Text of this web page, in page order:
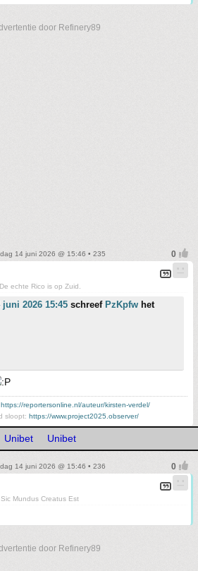
door Refinery89
14 juni 2026 @ 15:46 • 235
De echte Rico is op Zuid.
2026 15:45 schreef PzKpfw het
https://reportersonline.nl/auteur/kirsten-verdel/
sloopt: https://www.project2025.observer/
Unibet Unibet
14 juni 2026 @ 15:46 • 236
Sic Mundus Creatus Est
door Refinery89